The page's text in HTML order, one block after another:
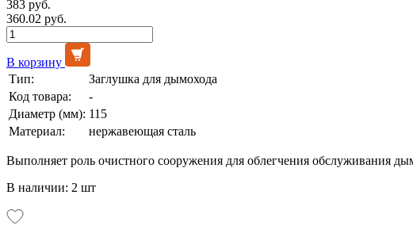
383 руб.
360.02 руб.
В корзину
Тип:
Заглушка для дымохода
Код товара:
-
Диаметр (мм): 115
Материал:
нержавеющая сталь
Выполняет роль очистного сооружения для облегчения обслуживания
В наличии: 2 шт